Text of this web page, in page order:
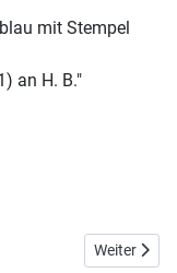
mit Stempel
an H. B."
Nächster
Weiter